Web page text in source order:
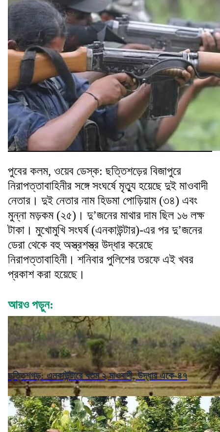
পুবের কলম, ওয়েব ডেস্ক: ছত্তিশড়ের বিজাপুরে
নিরাপত্তাবাহিনীর সঙ্গে সংঘর্ষে মৃত্যু হয়েছে দুই মাওবাদী
নেতার। দুই নেতার নাম হিডমা পোড়িয়াম (৩৪) এবং
মুন্না মড়কম (২৫)। দু’জনের মাথার দাম ছিল ১৬ লক্ষ
টাকা। মুখোমুখি সংঘর্ষ (এনকাউন্টার)-এর পর দু’জনের
ডেরা থেকে বহু অস্ত্রশস্ত্র উদ্ধার করেছে
নিরাপত্তাবাহিনী। শনিবার পুলিশের তরফে এই খবর
প্রকাশ করা হয়েছে।
আরও পড়ুন:
ছত্তিশগড়: এনকাউন্টারে খতম ২ মাওবাদী, উদ্ধার একে-৪৭